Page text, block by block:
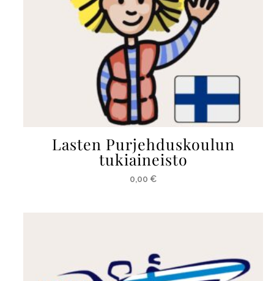
Lasten Purjehduskoulun
tukiaineisto
0,00 €